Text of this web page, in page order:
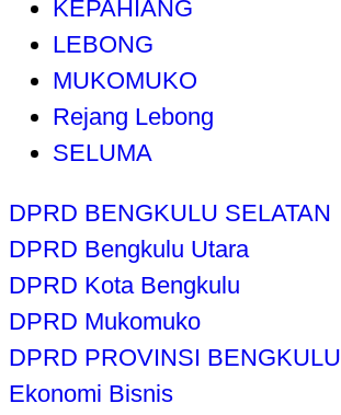
KEPAHIANG
LEBONG
MUKOMUKO
Rejang Lebong
SELUMA
DPRD BENGKULU SELATAN
DPRD Bengkulu Utara
DPRD Kota Bengkulu
DPRD Mukomuko
DPRD PROVINSI BENGKULU
Ekonomi Bisnis